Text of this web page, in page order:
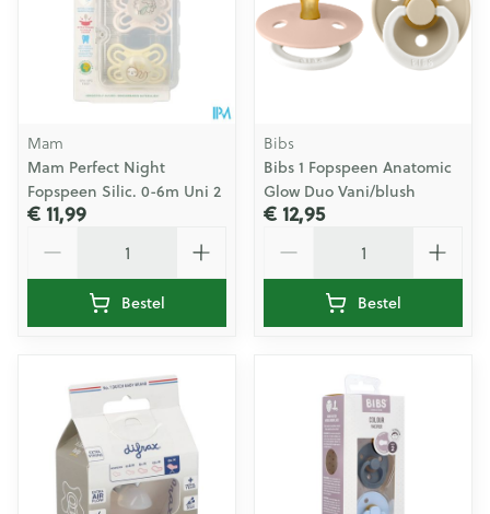
Mam
Mam Perfect Night
Fopspeen Silic. 0-6m Uni 2
€ 11,99
Bestel
Bibs
Bibs 1 Fopspeen Anatomic
Glow Duo Vani/blush
€ 12,95
Bestel